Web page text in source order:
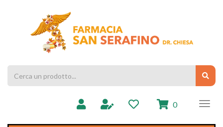
Prodotto
0 prodotti
inseriti